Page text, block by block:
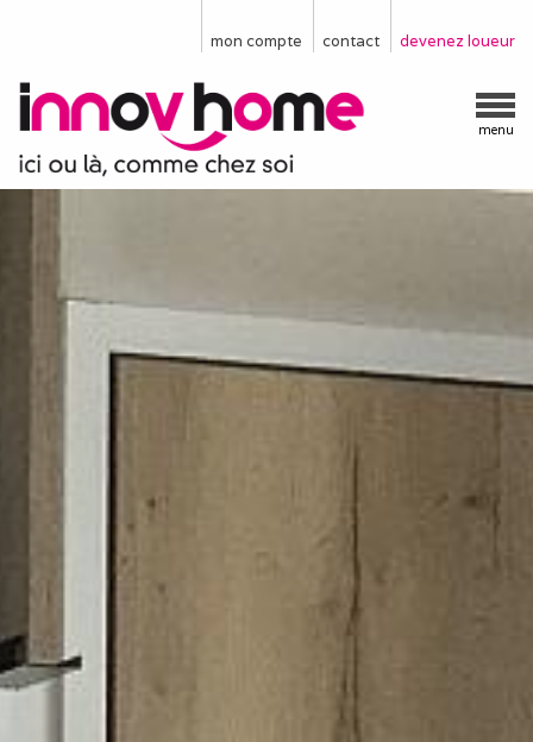
devenez loueur
contact
mon compte
menu